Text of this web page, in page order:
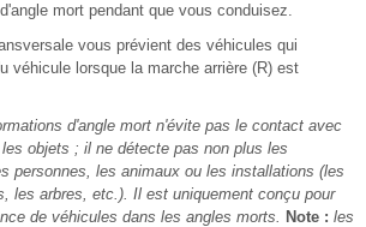
mort pendant que vous conduisez.
vous prévient des véhicules qui
véhicule lorsque la marche arrière (R) est
d'angle mort n'évite pas le contact avec
objets ; il ne détecte pas non plus les
personnes, les animaux ou les installations (les
les arbres, etc.). Il est uniquement conçu pour
de véhicules dans les angles morts. Note : les